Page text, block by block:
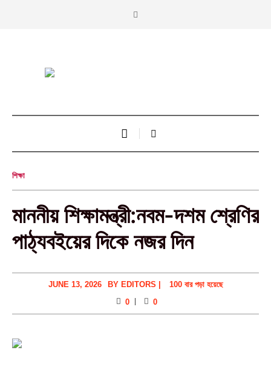
শিক্ষা
মাননীয় শিক্ষামন্ত্রী:নবম-দশম শ্রেণির
পাঠ্যবইয়ের দিকে নজর দিন
JUNE 13, 2026 BY EDITORS
100 বার পড়া হয়েছে
0
0